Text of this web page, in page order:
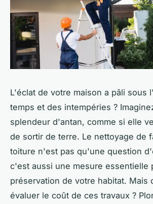
L'éclat de votre maison a pâli sous
temps et des intempéries ?
splendeur d'antan, comme si elle
de sortir de terre. Le nettoyage de
toiture n'est pas qu'une question
c'est aussi une mesure essentielle
préservation de votre habitat. Mais
évaluer le coût de ces travaux ?